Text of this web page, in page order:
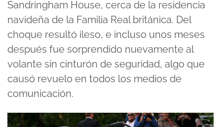
Sandringham House, cerca de la residencia
navideña de la Familia Real británica. Del
choque resultó ileso, e incluso unos meses
después fue sorprendido nuevamente al
volante sin cinturón de seguridad, algo que
causó revuelo en todos los medios de
comunicación.